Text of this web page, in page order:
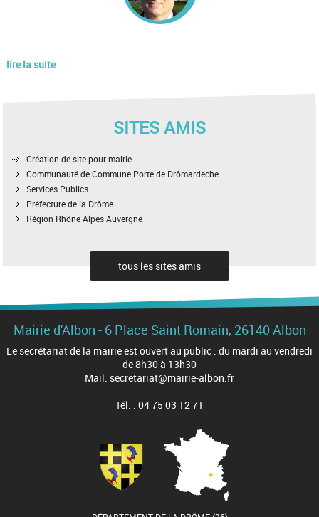
lire la suite
SITES AMIS
Création de site pour mairie
Communauté de Commune Porte de Drômardeche
Services Publics
Préfecture de la Drôme
Région Rhône Alpes Auvergne
tous les sites amis
Mairie d'Albon - 6 Place Saint Romain, 26140 Albon
Le secrétariat de la mairie est ouvert au public : du mardi au vendredi
de 8h30 à 13h30
Mail: secretariat@mairie-albon.fr
Tél. : 04 75 03 12 71